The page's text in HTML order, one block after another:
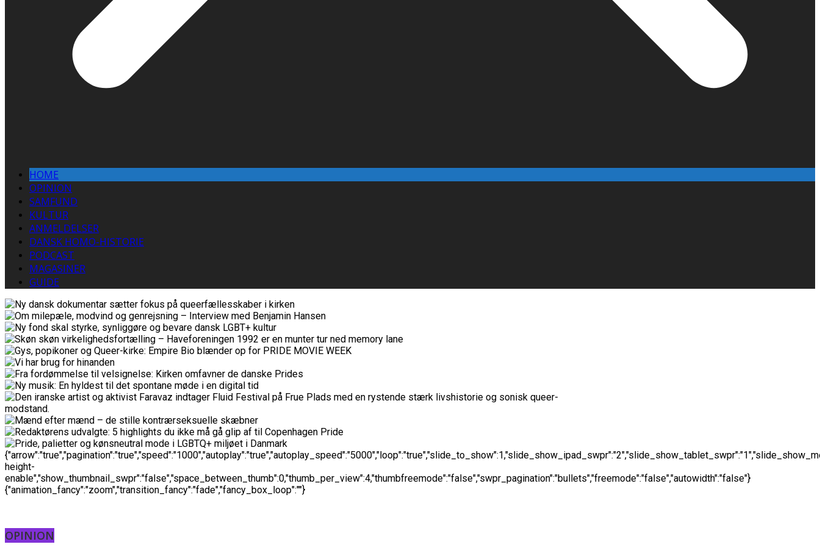
HOME
OPINION
SAMFUND
KULTUR
ANMELDELSER
DANSK HOMO-HISTORIE
PODCAST
MAGASINER
GUIDE
height-
enable","show_thumbnail_swpr":"false","space_between_thumb":0,"thumb_per_view":4,"thumbfreemode":"false","swpr_pagination":"bullets","freemode":"false","autowidth":"false"}
{"animation_fancy":"zoom","transition_fancy":"fade","fancy_box_loop":""}
OPINION